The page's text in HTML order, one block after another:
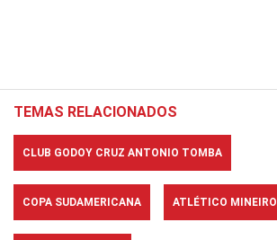
TEMAS RELACIONADOS
CLUB GODOY CRUZ ANTONIO TOMBA
COPA SUDAMERICANA ATLÉTICO MINEIRO